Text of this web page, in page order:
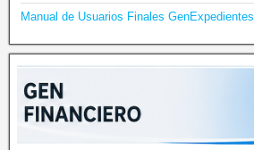
Manual de Usuarios Finales GenExpedientes